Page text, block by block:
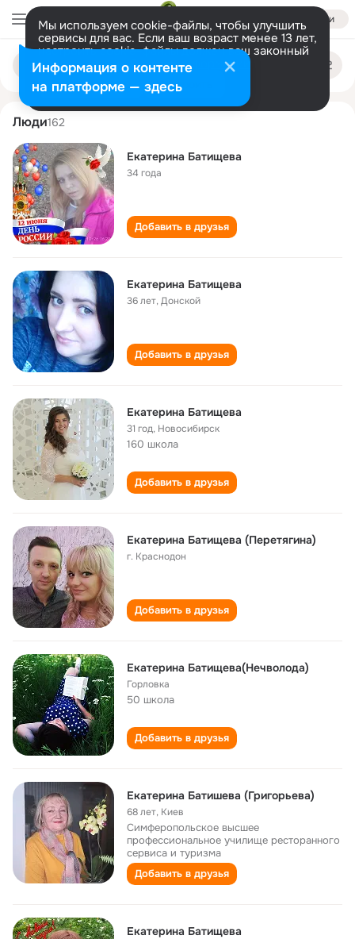
Войти
Мы используем cookie-файлы, чтобы улучшить
сервисы для вас. Если ваш возраст менее 13 лет,
настроить cookie-файлы должен ваш законный
представитель. Больше информации
Разрешить все Настроить
Поиск
людям
ekaterina batischeva
Люди162
Екатерина Батищева
34 года
Добавить в друзья
Екатерина Батищева
36 лет,Донской
Добавить в друзья
Екатерина Батищева
31 год, Новосибирск
160 школа
Добавить в друзья
Екатерина Батищева (Перетягина)
г. Краснодон
Добавить в друзья
Екатерина Батищева(Нечволода)
Горловка
50 школа
Добавить в друзья
Екатерина Батишева (Григорьева)
68 лет, Киев
Симферопольское высшее
профессиональное училище ресторанного
сервиса и туризма
Добавить в друзья
Екатерина Батищева
Информация о контенте
на платформе — здесь